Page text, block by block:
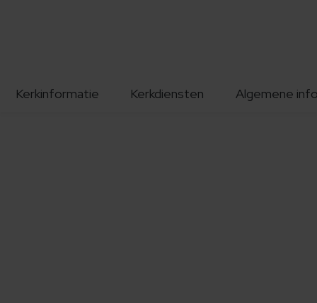
Kerkinformatie Kerkdiensten Algemene